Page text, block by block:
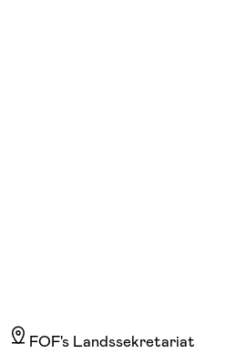
FOF's Landssekretariat